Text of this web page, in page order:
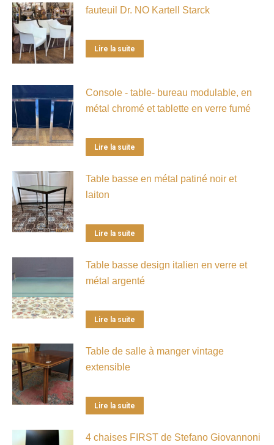
fauteuil Dr. NO Kartell Starck
Lire la suite
Console - table- bureau modulable, en
métal chromé et tablette en verre fumé
Lire la suite
Table basse en métal patiné noir et
laiton
Lire la suite
Table basse design italien en verre et
métal argenté
Lire la suite
Table de salle à manger vintage
extensible
Lire la suite
4 chaises FIRST de Stefano Giovannoni